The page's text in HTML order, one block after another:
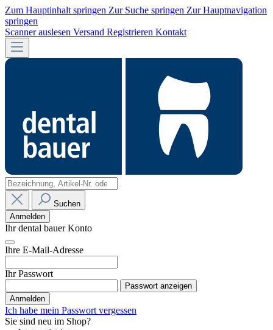
Zum Hauptinhalt springen Zur Suche springen Zur Hauptnavigation
springen
Scanner auslesen Versand Registrieren Kontakt
Suchen
Anmelden
Ihr dental bauer Konto
Ihre E-Mail-Adresse
Ihr Passwort
Passwort anzeigen
Anmelden
Ich habe mein Passwort vergessen
Sie sind neu im Shop?